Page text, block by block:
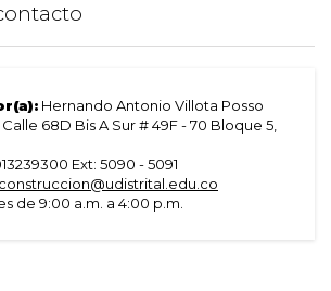
Hernando Antonio Villota Posso
Calle 68D Bis A Sur # 49F - 70 Bloque 5,
Ext: 5090 - 5091
de 9:00 a.m. a 4:00 p.m.